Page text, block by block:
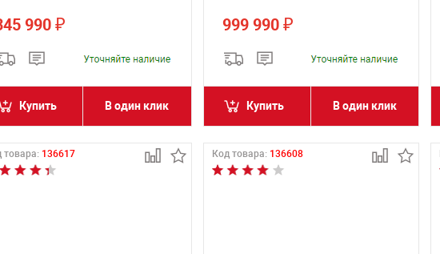
990 ₽
Купить В один клик
999 990 ₽
Купить В один клик
товара: 136617 Код товара: 136608